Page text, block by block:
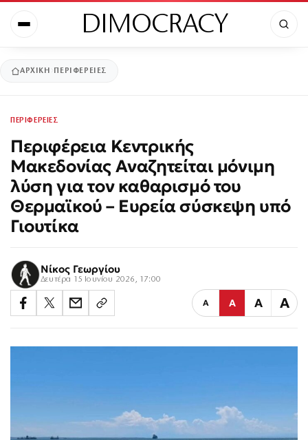
DIMOCRACY
ΑΡΧΙΚΉ ΠΕΡΙΦΕΡΕΙΕΣ
ΠΕΡΙΦΕΡΕΙΕΣ
Περιφέρεια Κεντρικής
Μακεδονίας Αναζητείται μόνιμη
λύση για τον καθαρισμό του
Θερμαϊκού – Ευρεία σύσκεψη υπό
Γιουτίκα
Νίκος Γεωργίου
Δευτέρα 15 Ιουνίου 2026, 17:00
Α Α Α Α